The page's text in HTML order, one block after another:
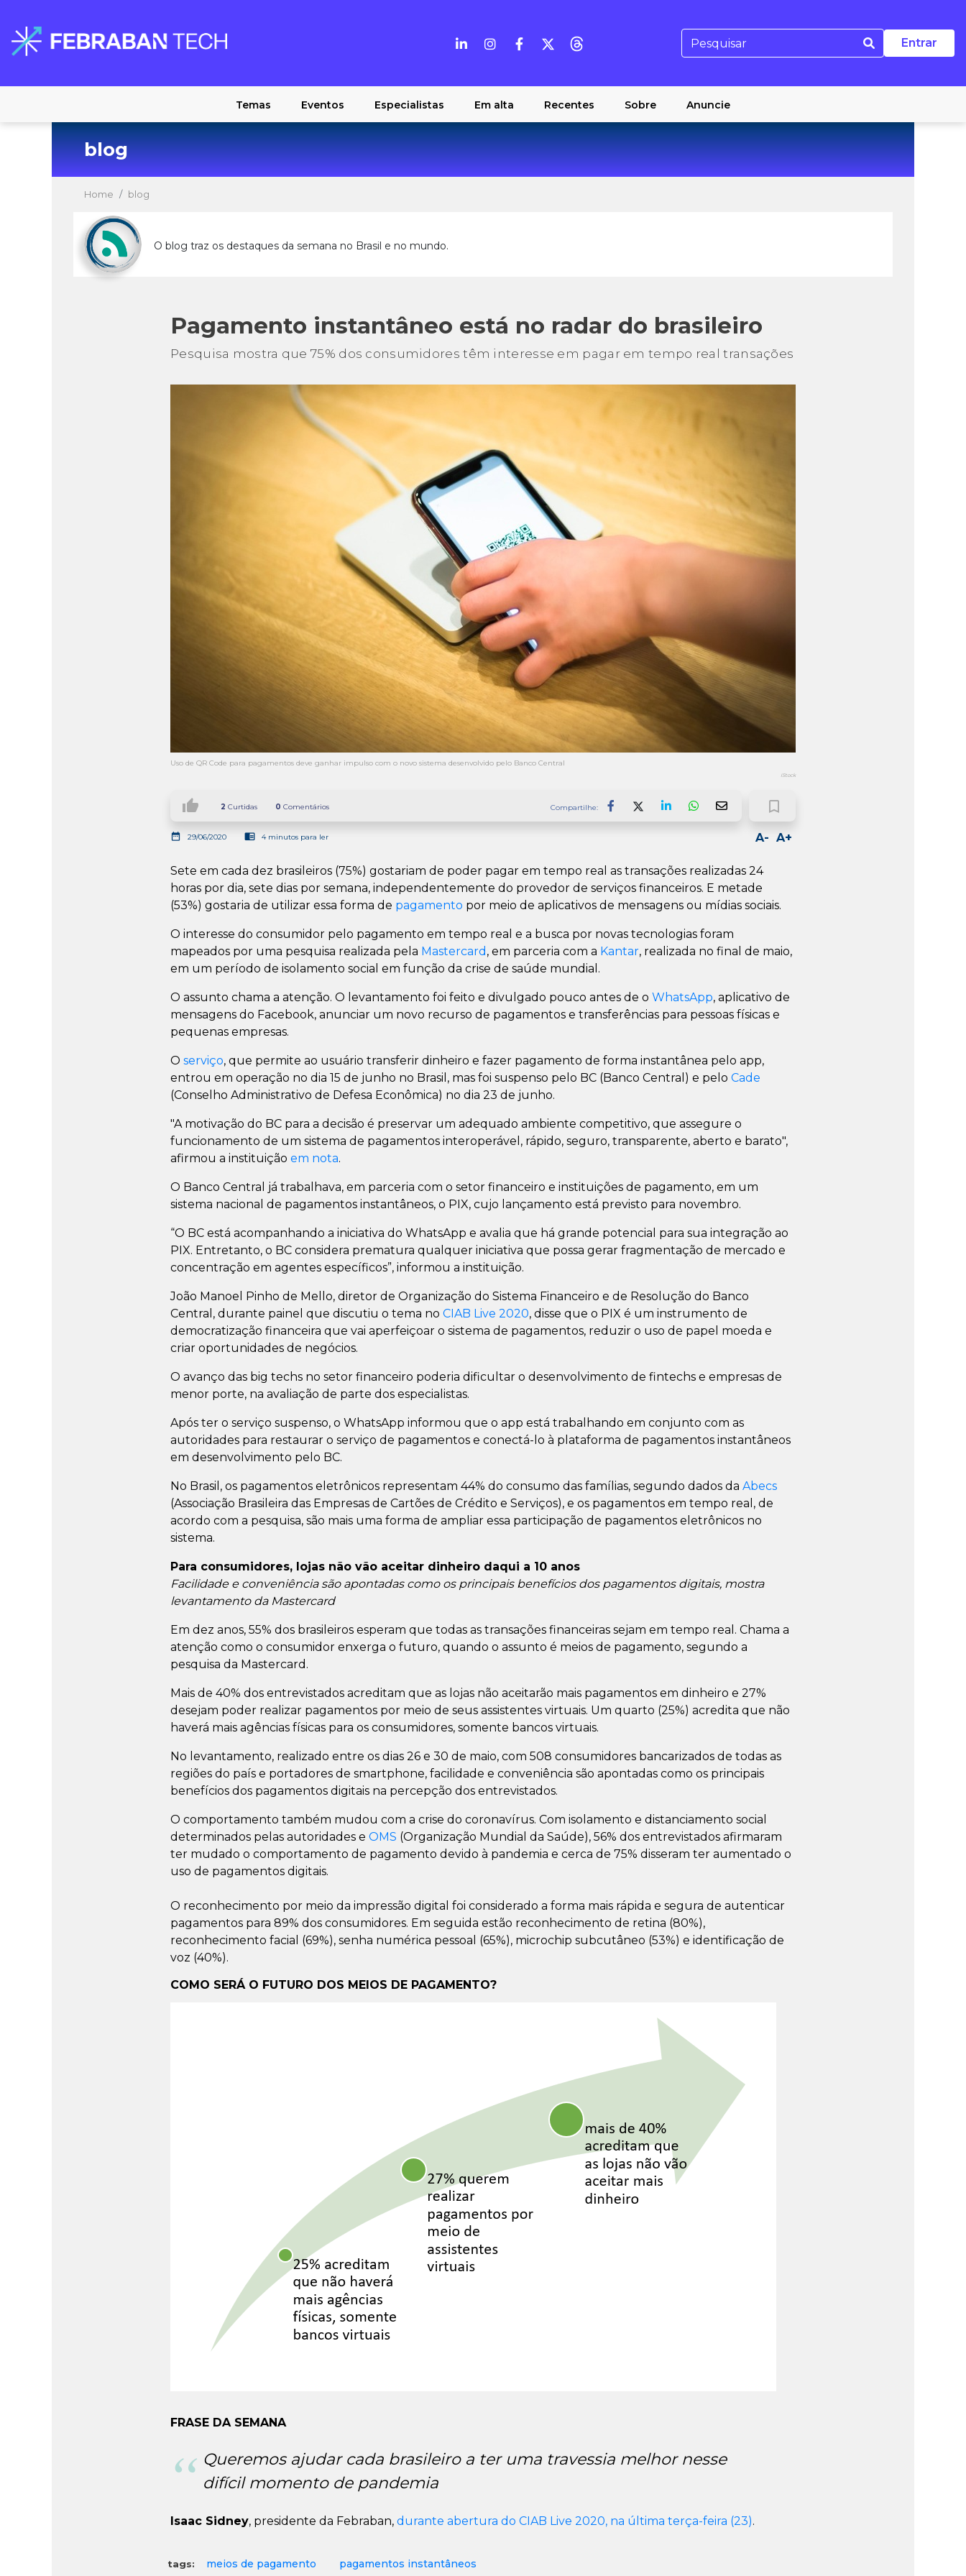
Entrar
Temas Eventos Especialistas Em alta Recentes Sobre Anuncie
blog
Home blog
O blog traz os destaques da semana no Brasil e no mundo.
Pagamento instantâneo está no radar do brasileiro
Pesquisa mostra que 75% dos consumidores têm interesse em pagar em tempo real transações
Uso de QR Code para pagamentos deve ganhar impulso com o novo sistema desenvolvido pelo Banco Central
iStock
thumb_up 2 Curtidas 0 Comentários Compartilhe:
FacebookLinkedInWhatsapp
Email
bookmark_border
date_range 29/06/2020 chrome_reader_mode 4 minutos para ler A+
A-
Sete em cada dez brasileiros (75%) gostariam de poder pagar em tempo real as transações realizadas 24
horas por dia, sete dias por semana, independentemente do provedor de serviços financeiros. E metade
(53%) gostaria de utilizar essa forma de pagamento por meio de aplicativos de mensagens ou mídias sociais.
O interesse do consumidor pelo pagamento em tempo real e a busca por novas tecnologias foram
mapeados por uma pesquisa realizada pela Mastercard , em parceria com a Kantar, realizada no final de maio,
em um período de isolamento social em função da crise de saúde mundial.
O assunto chama a atenção. O levantamento foi feito e divulgado pouco antes de o WhatsApp, aplicativo de
mensagens do Facebook, anunciar um novo recurso de pagamentos e transferências para pessoas físicas e
pequenas empresas.
O serviço, que permite ao usuário transferir dinheiro e fazer pagamento de forma instantânea pelo app,
entrou em operação no dia 15 de junho no Brasil, mas foi suspenso pelo BC (Banco Central) e pelo Cade
(Conselho Administrativo de Defesa Econômica) no dia 23 de junho.
"A motivação do BC para a decisão é preservar um adequado ambiente competitivo, que assegure o
funcionamento de um sistema de pagamentos interoperável, rápido, seguro, transparente, aberto e barato",
afirmou a instituição em nota.
O Banco Central já trabalhava, em parceria com o setor financeiro e instituições de pagamento, em um
sistema nacional de pagamentos instantâneos, o PIX, cujo lançamento está previsto para novembro.
“O BC está acompanhando a iniciativa do WhatsApp e avalia que há grande potencial para sua integração ao
PIX. Entretanto, o BC considera prematura qualquer iniciativa que possa gerar fragmentação de mercado e
concentração em agentes específicos”, informou a instituição.
João Manoel Pinho de Mello, diretor de Organização do Sistema Financeiro e de Resolução do Banco
Central, durante painel que discutiu o tema no CIAB Live 2020, disse que o PIX é um instrumento de
democratização financeira que vai aperfeiçoar o sistema de pagamentos, reduzir o uso de papel moeda e
criar oportunidades de negócios.
O avanço das big techs no setor financeiro poderia dificultar o desenvolvimento de fintechs e empresas de
menor porte, na avaliação de parte dos especialistas.
Após ter o serviço suspenso, o WhatsApp informou que o app está trabalhando em conjunto com as
autoridades para restaurar o serviço de pagamentos e conectá-lo à plataforma de pagamentos instantâneos
em desenvolvimento pelo BC.
No Brasil, os pagamentos eletrônicos representam 44% do consumo das famílias, segundo dados da Abecs
(Associação Brasileira das Empresas de Cartões de Crédito e Serviços), e os pagamentos em tempo real, de
acordo com a pesquisa, são mais uma forma de ampliar essa participação de pagamentos eletrônicos no
sistema.
Para consumidores, lojas não vão aceitar dinheiro daqui a 10 anos
Facilidade e conveniência são apontadas como os principais benefícios dos pagamentos digitais, mostra
levantamento da Mastercard
Em dez anos, 55% dos brasileiros esperam que todas as transações financeiras sejam em tempo real. Chama a
atenção como o consumidor enxerga o futuro, quando o assunto é meios de pagamento, segundo a
pesquisa da Mastercard.
Mais de 40% dos entrevistados acreditam que as lojas não aceitarão mais pagamentos em dinheiro e 27%
desejam poder realizar pagamentos por meio de seus assistentes virtuais. Um quarto (25%) acredita que não
haverá mais agências físicas para os consumidores, somente bancos virtuais.
No levantamento, realizado entre os dias 26 e 30 de maio, com 508 consumidores bancarizados de todas as
regiões do país e portadores de smartphone, facilidade e conveniência são apontadas como os principais
benefícios dos pagamentos digitais na percepção dos entrevistados.
O comportamento também mudou com a crise do coronavírus. Com isolamento e distanciamento social
determinados pelas autoridades e OMS (Organização Mundial da Saúde), 56% dos entrevistados afirmaram
ter mudado o comportamento de pagamento devido à pandemia e cerca de 75% disseram ter aumentado o
uso de pagamentos digitais.
O reconhecimento por meio da impressão digital foi considerado a forma mais rápida e segura de autenticar
pagamentos para 89% dos consumidores. Em seguida estão reconhecimento de retina (80%),
reconhecimento facial (69%), senha numérica pessoal (65%), microchip subcutâneo (53%) e identificação de
voz (40%).
COMO SERÁ O FUTURO DOS MEIOS DE PAGAMENTO?
FRASE DA SEMANA
Queremos ajudar cada brasileiro a ter uma travessia melhor nesse
difícil momento de pandemia
Isaac Sidney, presidente da Febraban, durante abertura do CIAB Live 2020, na última terça-feira (23).
tags: meios de pagamento pagamentos instantâneos